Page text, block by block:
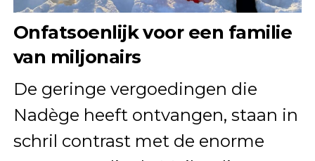
Onfatsoenlijk voor een familie
van miljonairs
De geringe vergoedingen die
Nadège heeft ontvangen, staan in
schril contrast met de enorme